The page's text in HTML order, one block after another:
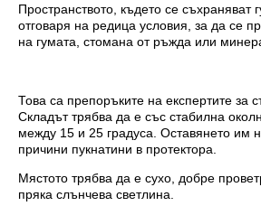
Пространството, където се съхраняват
отговаря на редица условия, за да се
на гумата, стомана от ръжда или
Това са препоръките на експертите за
Складът трябва да е със стабилна
между 15 и 25 градуса. Оставянето им
причини пукнатини в протектора.
Мястото трябва да е сухо, добре
пряка слънчева светлина.